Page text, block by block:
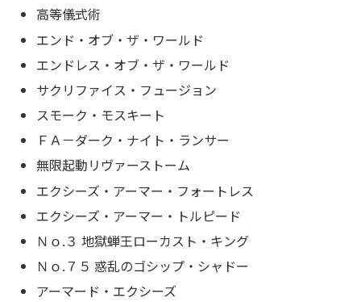
高等儀式術
エンド・オブ・ザ・ワールド
エンドレス・オブ・ザ・ワールド
サクリファイス・フュージョン
スモーク・モスキート
ＦＡ－ダーク・ナイト・ランサー
無限起動リヴァーストーム
エクシーズ・アーマー・フォートレス
エクシーズ・アーマー・トルピード
Ｎｏ.３ 地獄蝉王ローカスト・キング
Ｎｏ.７５ 惑乱のゴシップ・シャドー
アーマード・エクシーズ